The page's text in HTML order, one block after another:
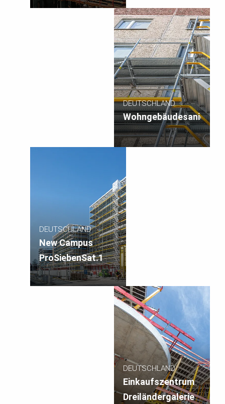
DEUTSCHLAND
Wohngebäudesanierung
DEUTSCHLAND
New Campus
ProSiebenSat.1
DEUTSCHLAND
Einkaufszentrum
Dreiländergalerie